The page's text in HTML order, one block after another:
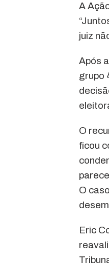
A
juiz
Após
grupo
O
ficou
O
Eric